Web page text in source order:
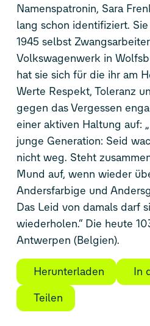
Namenspatronin, Sara
lang schon identifiziert.
1945 selbst
Volkswagenwerk in
hat sie sich für die ihr am
Werte Respekt, Toleranz
gegen das Vergessen
einer aktiven Haltung auf:
junge Generation: Seid
nicht weg. Steht
Mund auf, wenn wieder
Andersfarbige und
Das Leid von damals darf
wiederholen.“ Die heute
Antwerpen (Belgien).
Herunterladen
In
Teilen